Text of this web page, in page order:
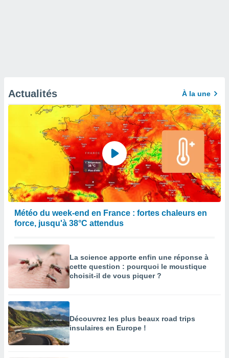
Actualités À la une
Météo du week-end en France : fortes chaleurs en
force, jusqu'à 38°C attendus
La science apporte enfin une réponse à
cette question : pourquoi le moustique
choisit-il de vous piquer ?
Découvrez les plus beaux road trips
insulaires en Europe !